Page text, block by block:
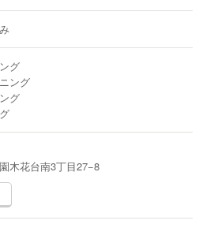
グ
ング
グ
木花台南3丁目27−8